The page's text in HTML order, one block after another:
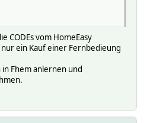
CODEs vom HomeEasy
ein Kauf einer Fernbedieung
in Fhem anlernen und